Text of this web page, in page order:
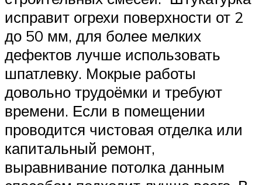
исправит огрехи поверхности от 2
до 50 мм, для более мелких
дефектов лучше использовать
шпатлевку. Мокрые работы
довольно трудоёмки и требуют
времени. Если в помещении
проводится чистовая отделка или
капитальный ремонт,
выравнивание потолка данным